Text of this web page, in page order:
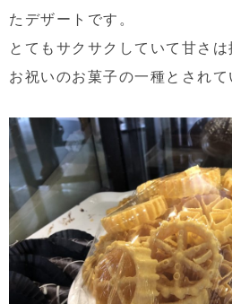
たデザートです。
とてもサクサクしていて甘さは
お祝いのお菓子の一種とされて